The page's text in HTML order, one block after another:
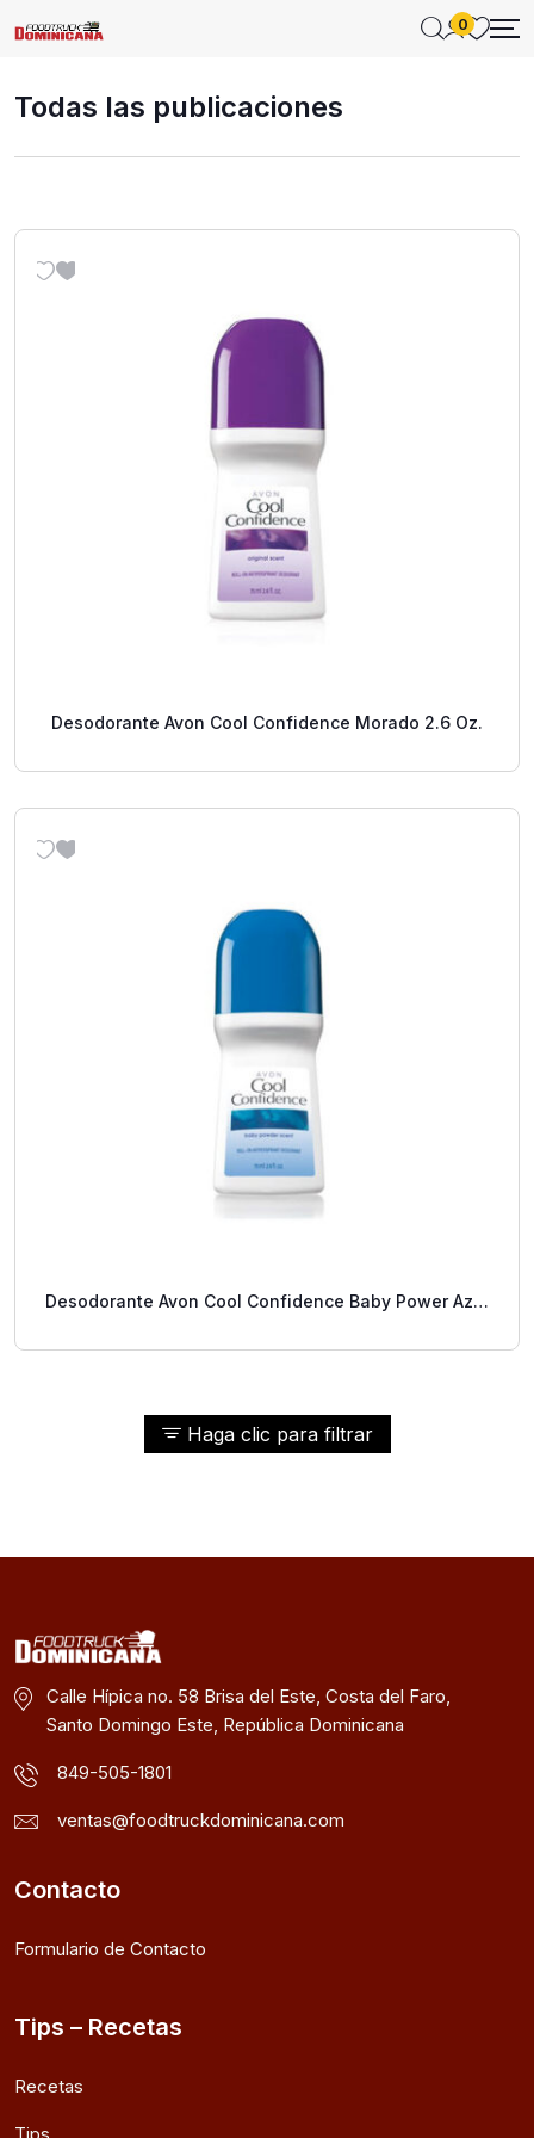
0
Todas las publicaciones
Haga clic para filtrar
Desodorante Avon Cool Confidence Morado 2.6 Oz.
Desodorante Avon Cool Confidence Baby Power Azul
Calle Hípica no. 58 Brisa del Este, Costa del Faro,
Santo Domingo Este, República Dominicana
849-505-1801
ventas@foodtruckdominicana.com
Contacto
Formulario de Contacto
Tips – Recetas
Recetas
Tips